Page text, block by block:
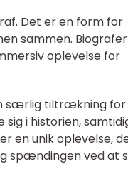
Det er en form for
sammen. Biografer
oplevelse for
særlig tiltrækning for
i historien,
en unik oplevelse,
spændingen ved at